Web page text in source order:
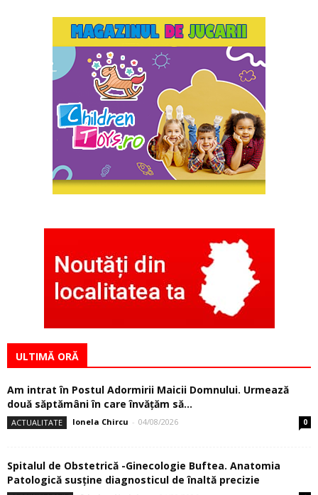
ULTIMĂ ORĂ
Am intrat în Postul Adormirii Maicii Domnului. Urmează
două săptămâni în care învăţăm să...
ACTUALITATE Ionela Chircu - 04/08/2026 0
Spitalul de Obstetrică -Ginecologie Buftea. Anatomia
Patologică susţine diagnosticul de înaltă precizie